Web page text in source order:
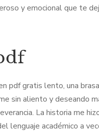
y emocional que te
pdf gratis lento, una
sin aliento y deseando
La historia me
lenguaje académico a